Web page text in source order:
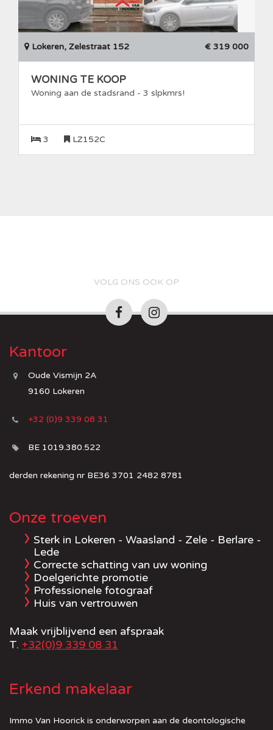
Lokeren, Zelestraat 152 € 319 000
WONING TE KOOP
Woning aan de stadsrand - 3 slpkmrs!
3 LZ152C
VOLG ONS OOK OP
Kantoor
Oude Vismijn 2A
9160 Lokeren
+32 (0)9 339 08 31
BE 1019.380.522
derden rekening nr BE36 3701 2482 8781
Onze troeven
Sterk in Lokeren - Waasland - Zele - Berlare -
Lede
Correcte schatting van uw woning
Doelgerichte promotie
Professionele fotograaf
Huis van vertrouwen
Maak vrijblijvend een afspraak
T. +32(0)9 339 08 31
Erkend makelaar
Immo Van Hoorick is onderworpen aan de deontologische